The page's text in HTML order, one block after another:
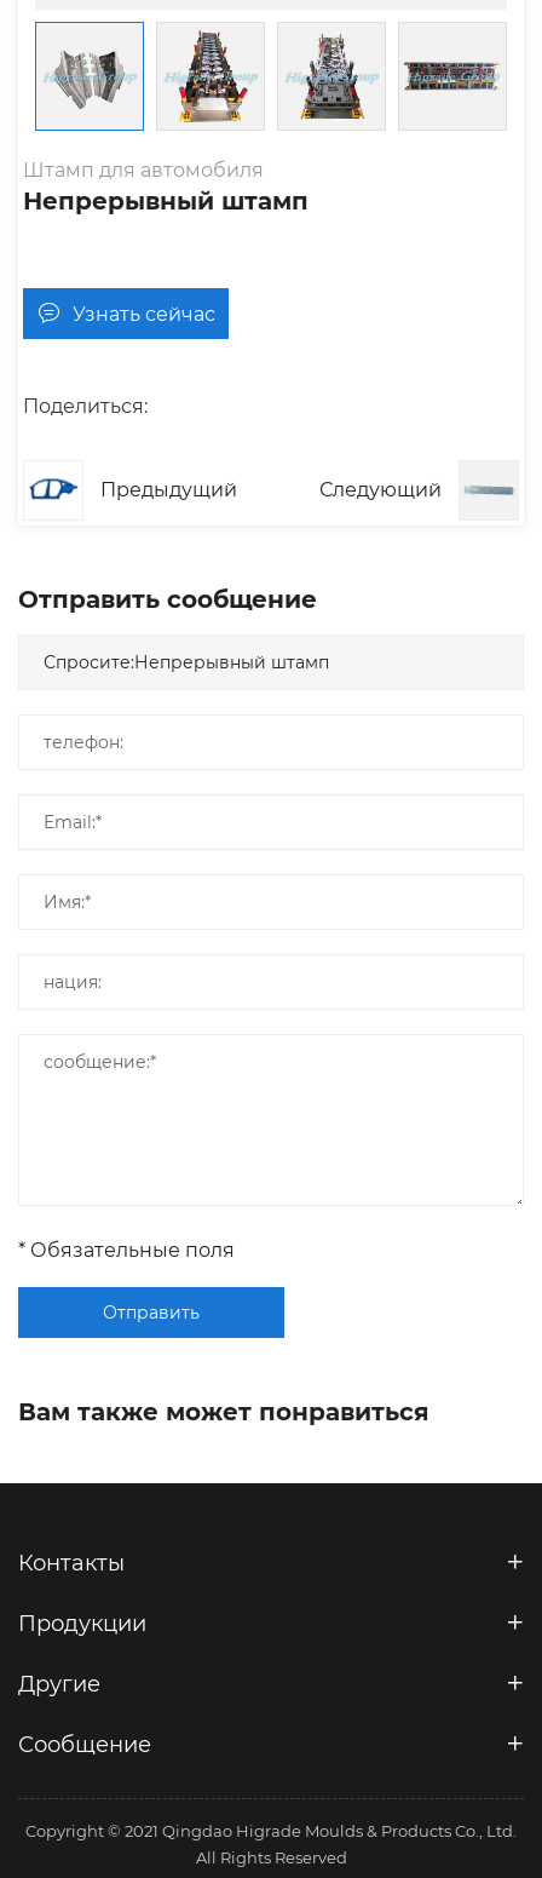
Штамп для автомобиля
Непрерывный штамп
Узнать сейчас
Поделиться:
Предыдущий Следующий
Отправить сообщение
* Обязательные поля
Отправить
Вам также может понравиться
Контакты
Продукции
Другие
Сообщение
Copyright © 2021 Qingdao Higrade Moulds & Products Co., Ltd.
All Rights Reserved